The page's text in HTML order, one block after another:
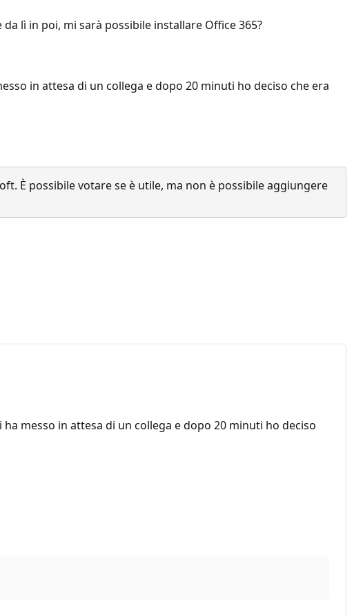
lì in poi, mi sarà possibile installare Office 365?
in attesa di un collega e dopo 20 minuti ho deciso che era
È possibile votare se è utile, ma non è possibile aggiungere
messo in attesa di un collega e dopo 20 minuti ho deciso